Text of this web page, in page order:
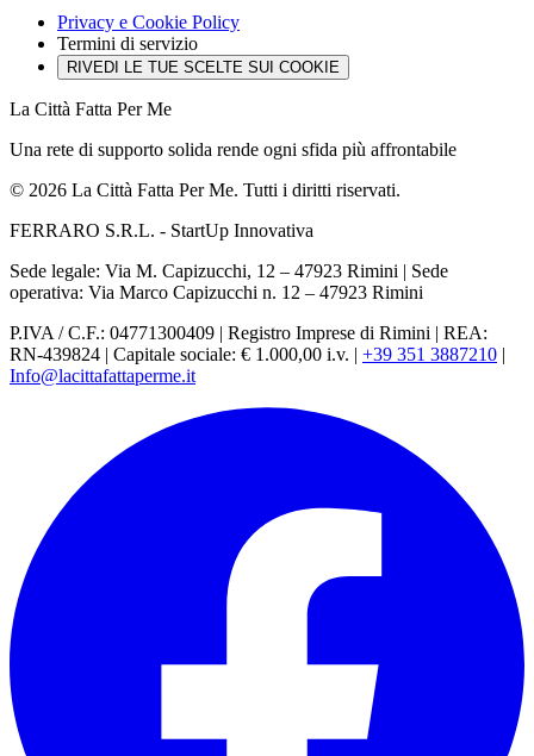
Privacy e Cookie Policy
Termini di servizio
RIVEDI LE TUE SCELTE SUI COOKIE
La Città Fatta Per Me
Una rete di supporto solida rende ogni sfida più affrontabile
© 2026 La Città Fatta Per Me. Tutti i diritti riservati.
FERRARO S.R.L. - StartUp Innovativa
Sede legale: Via M. Capizucchi, 12 – 47923 Rimini | Sede
operativa: Via Marco Capizucchi n. 12 – 47923 Rimini
P.IVA / C.F.: 04771300409 | Registro Imprese di Rimini | REA:
RN-439824 | Capitale sociale: € 1.000,00 i.v. | +39 351 3887210 |
Info@lacittafattaperme.it